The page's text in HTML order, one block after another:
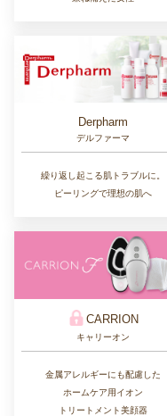
Derpharm
デルファーマ
繰り返し起こる肌トラブルに。
ピーリングで理想の肌へ
CARRION
キャリーオン
金属アレルギーにも配慮した
ホームケア用イオン
トリートメント美顔器